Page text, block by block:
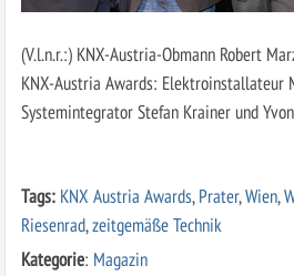
(V.l.n.r.:) KNX-Austria-Obmann Robert
KNX-Austria Awards: Elektroinstallateur
Systemintegrator Stefan Krainer und
Tags: KNX Austria Awards,Prater,Wien,
Riesenrad,zeitgemäße Technik
Kategorie: Magazin